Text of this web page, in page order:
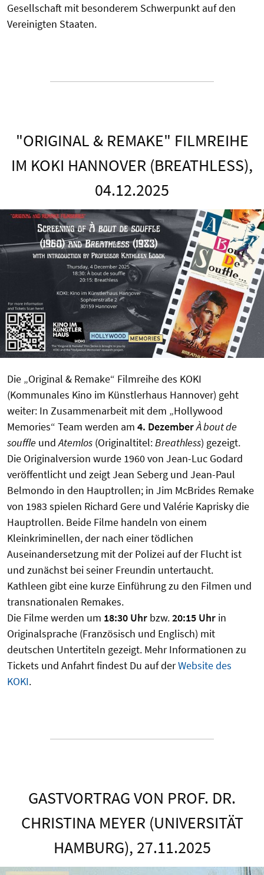
Gesellschaft mit besonderem Schwerpunkt auf den
Vereinigten Staaten.
"ORIGINAL & REMAKE" FILMREIHE
IM KOKI HANNOVER (BREATHLESS),
04.12.2025
Die „Original & Remake“ Filmreihe des KOKI
(Kommunales Kino im Künstlerhaus Hannover) geht
weiter: In Zusammenarbeit mit dem „Hollywood
Memories“ Team werden am 4. DezemberÀ bout de
souffle undAtemlos (Originaltitel:Breathless) gezeigt.
Die Originalversion wurde 1960 von Jean-Luc Godard
veröffentlicht und zeigt Jean Seberg und Jean-Paul
Belmondo in den Hauptrollen; in Jim McBrides Remake
von 1983 spielen Richard Gere und Valérie Kaprisky die
Hauptrollen. Beide Filme handeln von einem
Kleinkriminellen, der nach einer tödlichen
Auseinandersetzung mit der Polizei auf der Flucht ist
und zunächst bei seiner Freundin untertaucht.
Kathleen gibt eine kurze Einführung zu den Filmen und
transnationalen Remakes.
Die Filme werden um 18:30 Uhr bzw.20:15 Uhr in
Originalsprache (Französisch und Englisch) mit
deutschen Untertiteln gezeigt. Mehr Informationen zu
Tickets und Anfahrt findest Du auf derWebsite des
KOKI.
GASTVORTRAG VON PROF. DR.
CHRISTINA MEYER (UNIVERSITÄT
HAMBURG), 27.11.2025